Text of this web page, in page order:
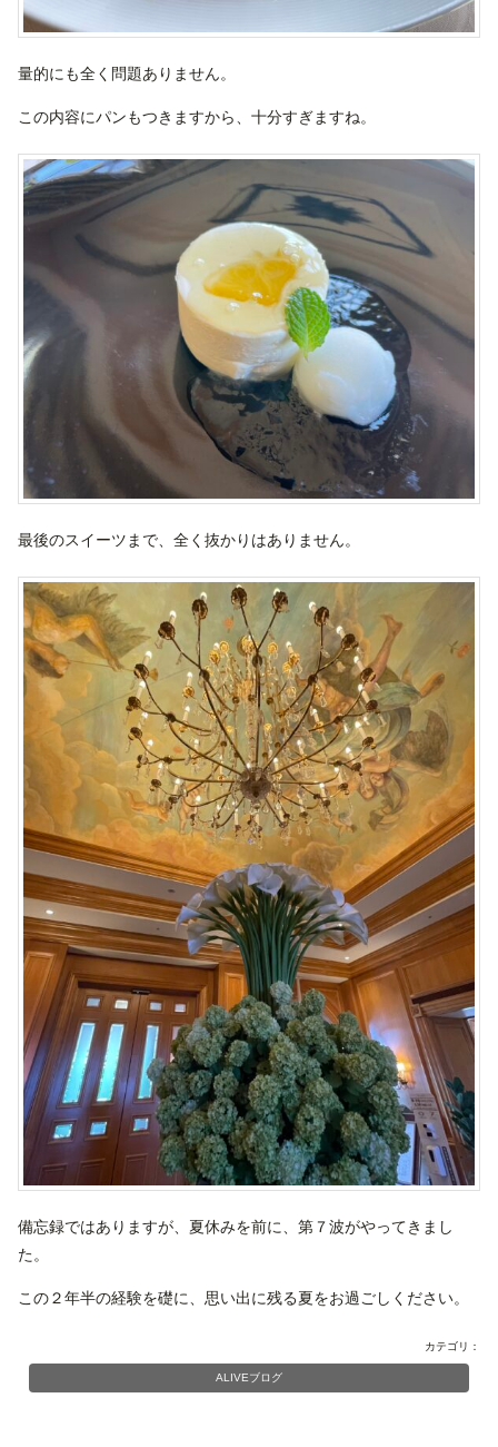
量的にも全く問題ありません。
この内容にパンもつきますから、十分すぎますね。
最後のスイーツまで、全く抜かりはありません。
備忘録ではありますが、夏休みを前に、第７波がやってきまし
た。
この２年半の経験を礎に、思い出に残る夏をお過ごしください。
カテゴリ：
ALIVEブログ